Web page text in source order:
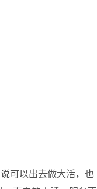
可以出去做大活，也